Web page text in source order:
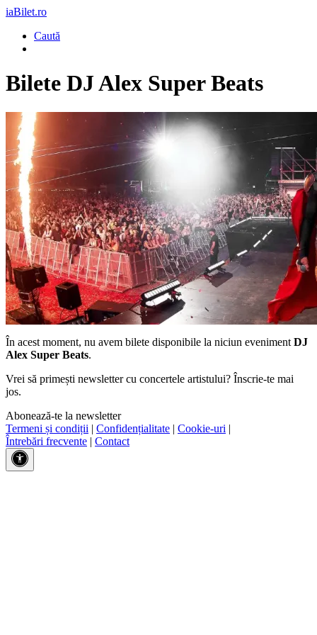
iaBilet.ro
Caută
Bilete DJ Alex Super Beats
În acest moment, nu avem bilete disponibile la niciun eveniment DJ
Alex Super Beats.
Vrei să primești newsletter cu concertele artistului? Înscrie-te mai
jos.
Abonează-te la newsletter
Termeni și condiții | Confidențialitate | Cookie-uri |
Întrebări frecvente | Contact